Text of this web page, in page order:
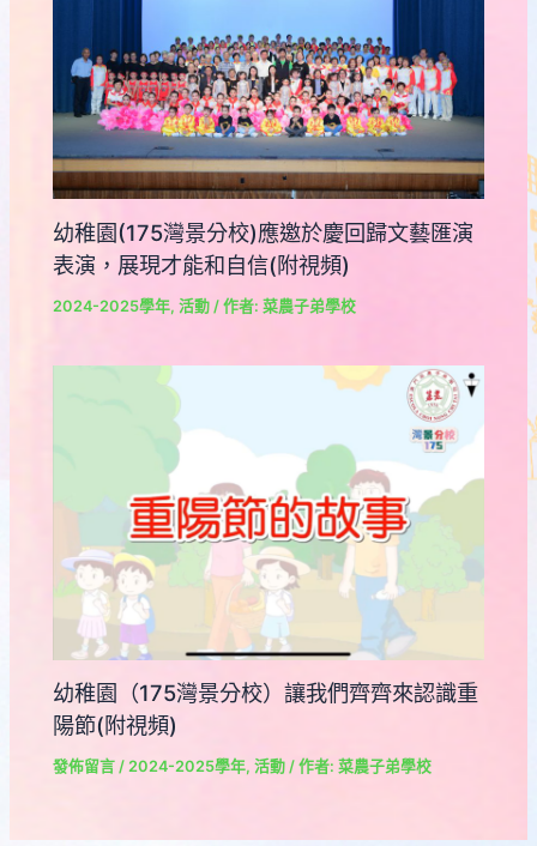
幼稚園(175灣景分校)應邀於慶回歸文藝匯演
表演，展現才能和自信(附視頻)
2024-2025學年,活動 / 作者:菜農子弟學校
幼稚園（175灣景分校）讓我們齊齊來認識重
陽節(附視頻)
發佈留言 /2024-2025學年,活動 / 作者:菜農子弟學校